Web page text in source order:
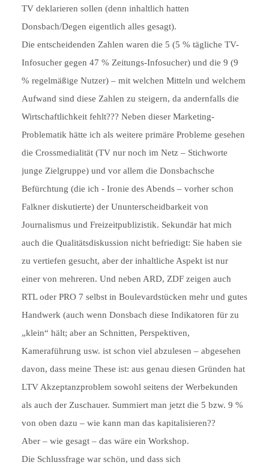
TV deklarieren sollen (denn inhaltlich hatten
Donsbach/Degen eigentlich alles gesagt).
Die entscheidenden Zahlen waren die 5 (5 % tägliche TV-
Infosucher gegen 47 % Zeitungs-Infosucher) und die 9 (9
% regelmäßige Nutzer) – mit welchen Mitteln und welchem
Aufwand sind diese Zahlen zu steigern, da andernfalls die
Wirtschaftlichkeit fehlt??? Neben dieser Marketing-
Problematik hätte ich als weitere primäre Probleme gesehen
die Crossmedialität (TV nur noch im Netz – Stichworte
junge Zielgruppe) und vor allem die Donsbachsche
Befürchtung (die ich - Ironie des Abends – vorher schon
Falkner diskutierte) der Ununterscheidbarkeit von
Journalismus und Freizeitpublizistik. Sekundär hat mich
auch die Qualitätsdiskussion nicht befriedigt: Sie haben sie
zu vertiefen gesucht, aber der inhaltliche Aspekt ist nur
einer von mehreren. Und neben ARD, ZDF zeigen auch
RTL oder PRO 7 selbst in Boulevardstücken mehr und gutes
Handwerk (auch wenn Donsbach diese Indikatoren für zu
„klein“ hält; aber an Schnitten, Perspektiven,
Kameraführung usw. ist schon viel abzulesen – abgesehen
davon, dass meine These ist: aus genau diesen Gründen hat
LTV Akzeptanzproblem sowohl seitens der Werbekunden
als auch der Zuschauer. Summiert man jetzt die 5 bzw. 9 %
von oben dazu – wie kann man das kapitalisieren??
Aber – wie gesagt – das wäre ein Workshop.
Die Schlussfrage war schön, und dass sich